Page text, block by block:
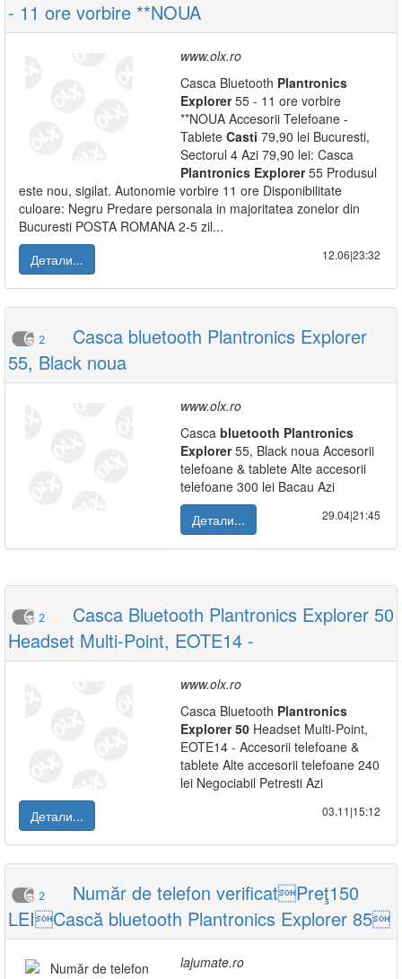
- 11 ore vorbire **NOUA
www.olx.ro
Casca Bluetooth Plantronics
Explorer55 - 11 ore vorbire
**NOUA Accesorii Telefoane -
Tablete Casti 79,90 lei Bucuresti,
Sectorul 4 Azi 79,90 lei: Casca
Plantronics Explorer55 Produsul
este nou, sigilat. Autonomie vorbire 11 ore Disponibilitate
culoare: Negru Predare personala in majoritatea zonelor din
Bucuresti POSTA ROMANA 2-5 zil...
Детали...
12.06|23:32
2
Casca bluetooth Plantronics Explorer
55, Black noua
www.olx.ro
Casca bluetooth Plantronics
Explorer55, Black noua Accesorii
telefoane & tablete Alte accesorii
telefoane 300 lei Bacau Azi
Детали...
29.04|21:45
2
Casca Bluetooth Plantronics Explorer 50
Headset Multi-Point, EOTE14 -
www.olx.ro
Casca Bluetooth Plantronics
Explorer 50 Headset Multi-Point,
EOTE14 - Accesorii telefoane &
tablete Alte accesorii telefoane 240
lei Negociabil Petresti Azi
Детали...
03.11|15:12
2
Număr de telefon verificatPreţ150
LEICască bluetooth Plantronics Explorer 85
lajumate.ro